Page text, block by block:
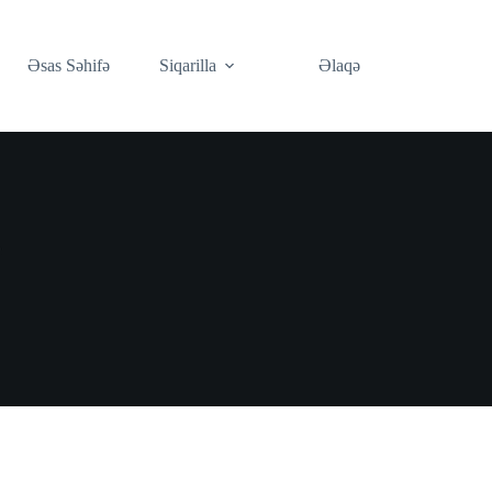
Əsas Səhifə
Siqarilla Əlaqə